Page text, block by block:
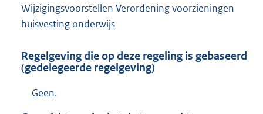
Wijzigingsvoorstellen Verordening voorzieningen
huisvesting onderwijs
Regelgeving die op deze regeling is gebaseerd
(gedelegeerde regelgeving)
Geen.